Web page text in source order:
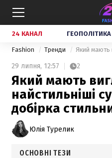
24 КАНАЛ ГЕОПОЛІТИКА
Fashion Тренди
29 липня, 12:57 2
Який мають
найстильніші
добірка
Юлія Турелик
ОСНОВНІ ТЕЗИ